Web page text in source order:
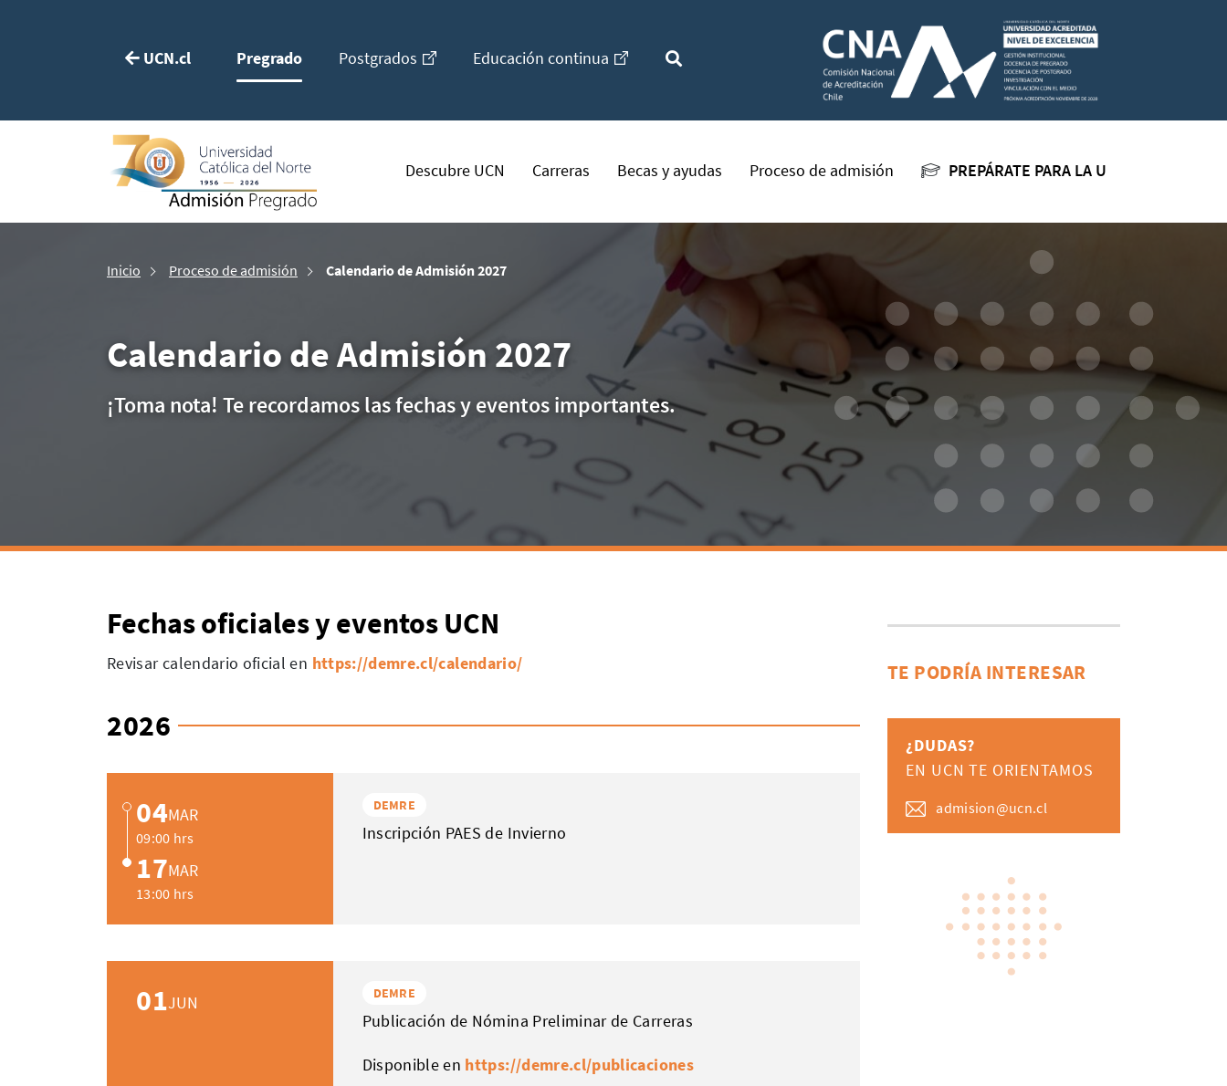
UCN.cl Pregrado Postgrados Educación continua
Descubre UCN Carreras Becas y ayudas Proceso de admisión PREPÁRATE PARA LA U
Inicio Proceso de admisión Calendario de Admisión 2027
Calendario de Admisión 2027
¡Toma nota! Te recordamos las fechas y eventos importantes.
Fechas oficiales y eventos UCN
Revisar calendario oficial en https://demre.cl/calendario/
2026
04MAR
09:00 hrs
17MAR
13:00 hrs
DEMRE
Inscripción PAES de Invierno
01JUN DEMRE
Publicación de Nómina Preliminar de Carreras
Disponible en https://demre.cl/publicaciones
TE PODRÍA INTERESAR
¿DUDAS?
EN UCN TE ORIENTAMOS
admision@ucn.cl